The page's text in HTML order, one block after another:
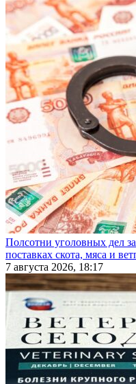
Полсотни уголовных дел
поставках скота, мяса и
7 августа 2026, 18:17